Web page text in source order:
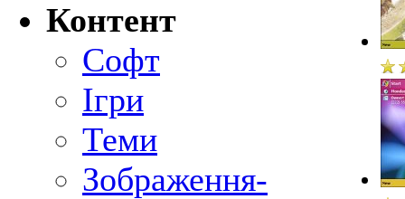
Контент
Софт
Ігри
Теми
Зображення-